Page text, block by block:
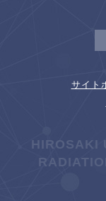
サイト
HIROSAKI